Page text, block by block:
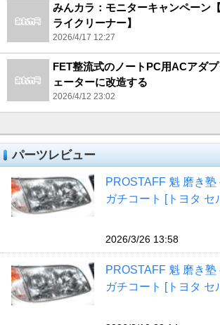
みんカラ：モニターキャンペーン
ライクリーナー】
2026/4/17 12:27
FET整流式のノートPC用ACアダ
ェーターに改造する
2026/4/12 23:02
パーツレビュー
PROSTAFF 魁 磨き塾
ガチコート [トヨタ セ
2026/3/26 13:58
PROSTAFF 魁 磨き塾
ガチコート [トヨタ セ